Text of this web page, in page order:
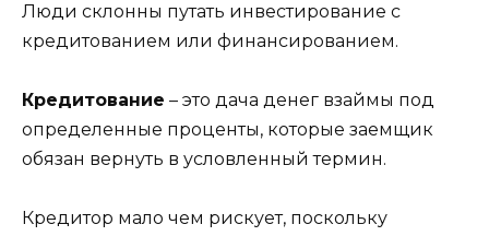
Люди склонны путать инвестирование с
кредитованием или финансированием.
Кредитование – это дача денег взаймы под
определенные проценты, которые заемщик
обязан вернуть в условленный термин.
Кредитор мало чем рискует, поскольку